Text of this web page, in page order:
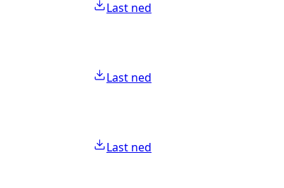
Last ned
Last ned
Last ned